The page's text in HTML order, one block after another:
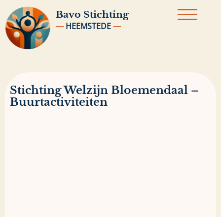
Bavo Stichting
—HEEMSTEDE—
Stichting Welzijn Bloemendaal –
Buurtactiviteiten